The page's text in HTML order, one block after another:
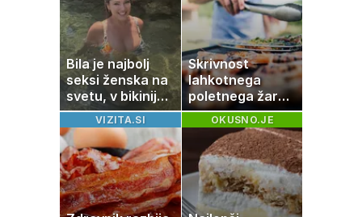
Bila je najbolj
seksi ženska na
svetu, v bikiniju
znova navdušila
Skrivnost
lahkotnega
poletnega žara,
po katerem ne
boste
potrebovali
popoldanskega
spanca
VIZITA.SI OKUSNO.JE